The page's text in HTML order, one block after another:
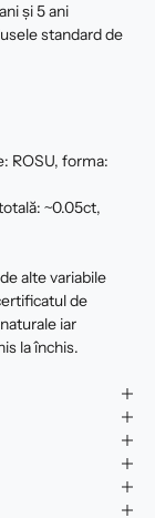
și 5 ani
standard de
ROSU, forma:
~0.05ct,
alte variabile
de
iar
la închis.